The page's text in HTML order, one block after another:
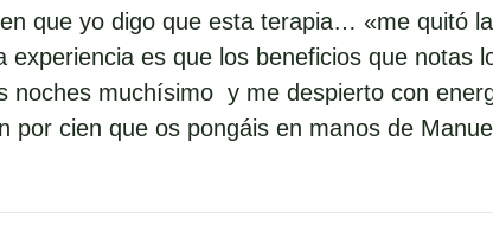
que yo digo que esta terapia… «me quitó
experiencia es que los beneficios que
noches muchísimo y me despierto con
por cien que os pongáis en manos de